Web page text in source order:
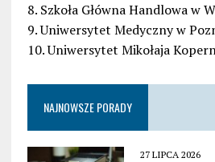
8. Szkoła Główna Handlowa w
9. Uniwersytet Medyczny w
10. Uniwersytet Mikołaja
NAJNOWSZE PORADY
27 LIPCA 2026